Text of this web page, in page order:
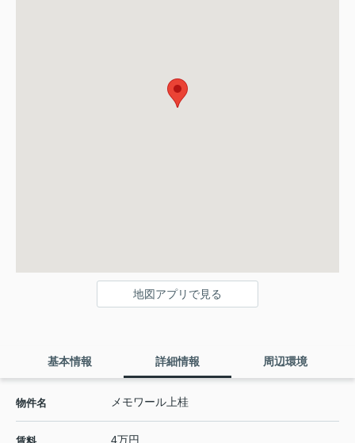
地図アプリで見る
基本情報 詳細情報 周辺環境
物件名 メモワール上桂
4万円